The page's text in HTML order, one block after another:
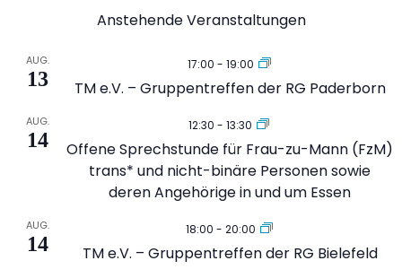
Anstehende Veranstaltungen
AUG.
13
17:00 - 19:00
TM e.V. – Gruppentreffen der RG Paderborn
AUG.
14
12:30 - 13:30
Offene Sprechstunde für Frau-zu-Mann (FzM)
trans* und nicht-binäre Personen sowie
deren Angehörige in und um Essen
AUG.
14
18:00 - 20:00
TM e.V. – Gruppentreffen der RG Bielefeld